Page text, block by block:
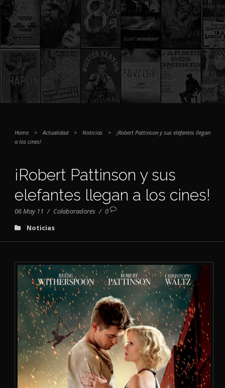
Home > Actualidad > Noticias >
¡Robert Pattinson y sus elefantes llegan
a los cines!
¡Robert Pattinson y sus
elefantes llegan a los cines!
06 May 11 / Colaboradores / 0
Noticias